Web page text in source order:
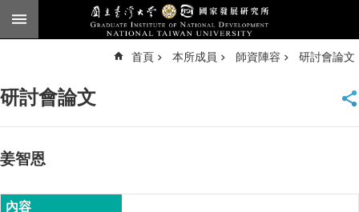
跳到主要內容區塊
臺
頁
公
首頁 本所成員 師資陣容 研討會論文
研討會論文
姜智恩